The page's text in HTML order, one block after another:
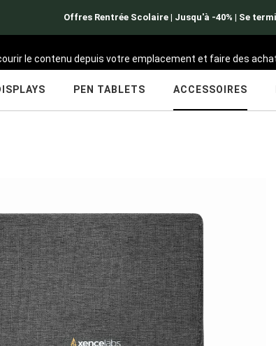
Offres Rentrée Scolaire | Jusqu'à -40% | Se
le contenu depuis votre emplacement et faire des
PEN TABLETS ACCESSOIRES